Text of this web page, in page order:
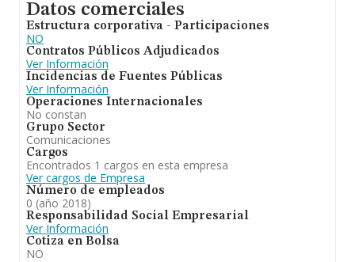
Datos comerciales
Estructura corporativa - Participaciones
NO
Contratos Públicos Adjudicados
Ver Información
Incidencias de Fuentes Públicas
Ver Información
Operaciones Internacionales
No constan
Grupo Sector
Comunicaciones
Cargos
Encontrados 1 cargos en esta empresa
Ver cargos de Empresa
Número de empleados
0 (año 2018)
Responsabilidad Social Empresarial
Ver Información
Cotiza en Bolsa
NO